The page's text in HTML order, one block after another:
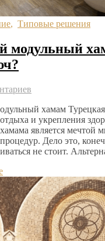
, Типовые решения
модульный
одульный хамам
отдыха и укрепления
хамама является мечтой
процедур. Дело это,
не стоит.